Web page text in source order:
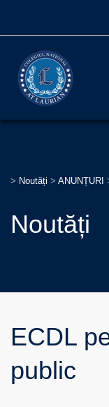
> Noutăți > ANUNȚURI
Noutăți
ECDL
public